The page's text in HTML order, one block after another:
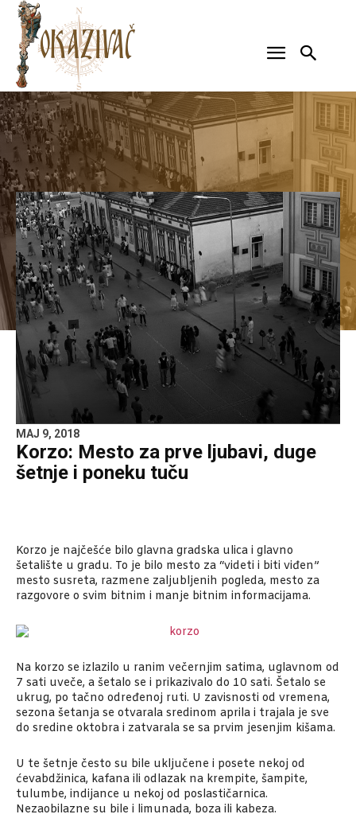
MAJ 9, 2018
Korzo: Mesto za prve ljubavi, duge
šetnje i poneku tuču
Korzo je najčešće bilo glavna gradska ulica i glavno
šetalište u gradu. To je bilo mesto za “videti i biti viđen”
mesto susreta, razmene zaljubljenih pogleda, mesto za
razgovore o svim bitnim i manje bitnim informacijama.
Na korzo se izlazilo u ranim večernjim satima, uglavnom od
7 sati uveče, a šetalo se i prikazivalo do 10 sati. Šetalo se
ukrug, po tačno određenoj ruti. U zavisnosti od vremena,
sezona šetanja se otvarala sredinom aprila i trajala je sve
do sredine oktobra i zatvarala se sa prvim jesenjim kišama.
U te šetnje često su bile uključene i posete nekoj od
ćevabdžinica, kafana ili odlazak na krempite, šampite,
tulumbe, indijance u nekoj od poslastičarnica.
Nezaobilazne su bile i limunada, boza ili kabeza.